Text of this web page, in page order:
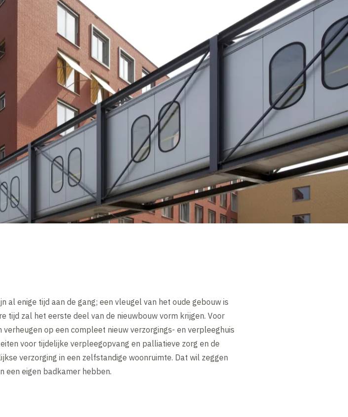
al enige tijd aan de gang; een vleugel van het oude gebouw is
tijd zal het eerste deel van de nieuwbouw vorm krijgen. Voor
op een compleet nieuw verzorgings- en verpleeghuis
voor tijdelijke verpleegopvang en palliatieve zorg en de
verzorging in een zelfstandige woonruimte. Dat wil zeggen
een eigen badkamer hebben.